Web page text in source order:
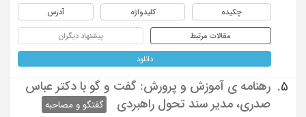
چکیده کلیدواژه آدرس
مقالات مرتبط پیشنهاد دیگران
دانلود
5.
رهنامه ی آموزش و پرورش: گفت و گو با دکتر عباس
صدری، مدیر سند تحول راهبردی
گفتگو و مصاحبه